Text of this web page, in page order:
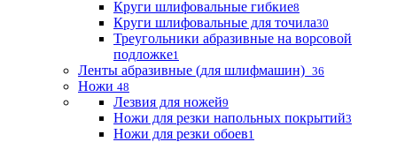
Круги шлифовальные гибкие8
Круги шлифовальные для точила30
Треугольники абразивные на ворсовой
подложке1
Ленты абразивные (для шлифмашин) 36
Ножи 48
Лезвия для ножей9
Ножи для резки напольных покрытий3
Ножи для резки обоев1